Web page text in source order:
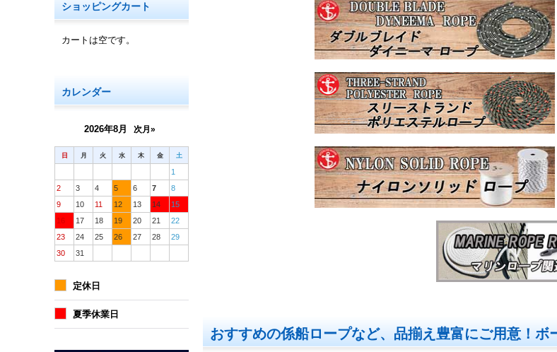
ショッピングカート
カートは空です。
カレンダー
2026年8月 次月»
日 月 火 水 木 金 土
1
2
3 4 5 6 7
8
9
10 11 12 13 14
15
16
17 18 19 20 21
22
23
24 25 26 27 28
29
30
31
定休日
夏季休業日
おすすめの係船ロープなど、品揃え豊富にご用意！